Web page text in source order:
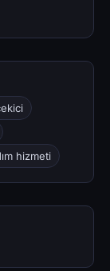
hizmeti